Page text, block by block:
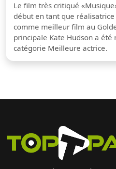
Le film très critiqué
début en tant que
comme meilleur film au
principale Kate Hudson a été
catégorie Meilleure actrice.